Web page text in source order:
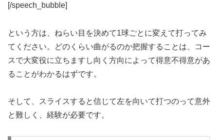
[/speech_bubble]
という方は、ねらい目を決めて1球ごとに変えて打ってみ
てください。どのくらい曲がるのか把握することは、コー
スで大変役に立ちますし向く方向によって得意不得意があ
ることがわかるはずです。
そして、スライスすると信じて左を向いて打つのって意外
と難しく、経験が必要です。